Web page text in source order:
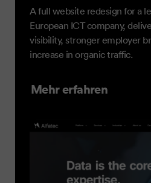
A full website redesign for a
European ICT company,
visibility, stronger employer
increase in organic traffic.
Mehr erfahren